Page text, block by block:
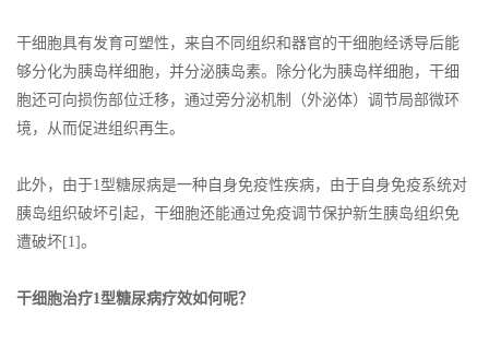
干细胞具有发育可塑性，来自不同组织和器官的干细胞经诱导后能
够分化为胰岛样细胞，并分泌胰岛素。除分化为胰岛样细胞，干细
胞还可向损伤部位迁移，通过旁分泌机制（外泌体）调节局部微环
境，从而促进组织再生。
此外，由于1型糖尿病是一种自身免疫性疾病，由于自身免疫系统对
胰岛组织破坏引起，干细胞还能通过免疫调节保护新生胰岛组织免
遭破坏[1]。
干细胞治疗1型糖尿病疗效如何呢？